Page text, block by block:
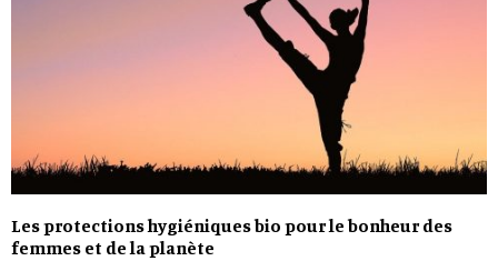
Les protections hygiéniques bio pour le bonheur des
femmes et de la planète